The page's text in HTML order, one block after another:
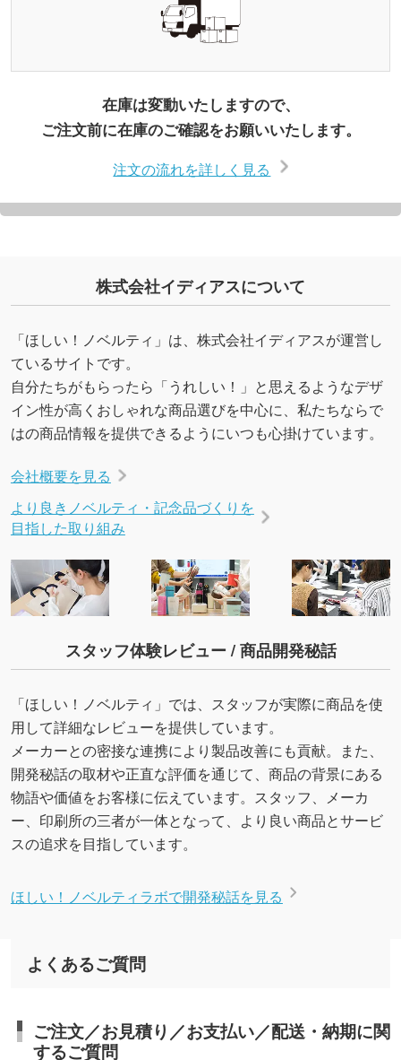
在庫は変動いたしますので、
ご注文前に在庫のご確認をお願いいたします。
注文の流れを詳しく見る
株式会社イディアスについて
「ほしい！ノベルティ」は、株式会社イディアスが運営し
ているサイトです。
自分たちがもらったら「うれしい！」と思えるようなデザ
イン性が高くおしゃれな商品選びを中心に、私たちならで
はの商品情報を提供できるようにいつも心掛けています。
会社概要を見る
より良きノベルティ・記念品づくりを
目指した取り組み
スタッフ体験レビュー / 商品開発秘話
「ほしい！ノベルティ」では、スタッフが実際に商品を使
用して詳細なレビューを提供しています。
メーカーとの密接な連携により製品改善にも貢献。また、
開発秘話の取材や正直な評価を通じて、商品の背景にある
物語や価値をお客様に伝えています。スタッフ、メーカ
ー、印刷所の三者が一体となって、より良い商品とサービ
スの追求を目指しています。
ほしい！ノベルティラボで開発秘話を見る
よくあるご質問
ご注文／お見積り／お支払い／配送・納期に関
するご質問